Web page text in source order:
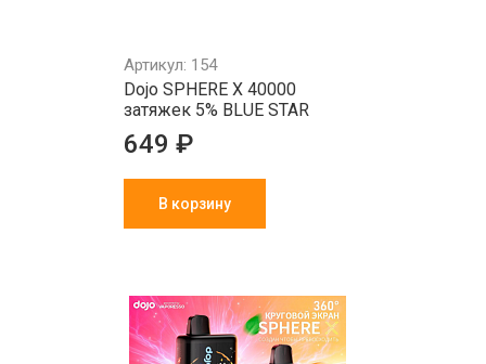
Артикул: 154
Dojo SPHERE X 40000
затяжек 5% BLUE STAR
649 ₽
В корзину